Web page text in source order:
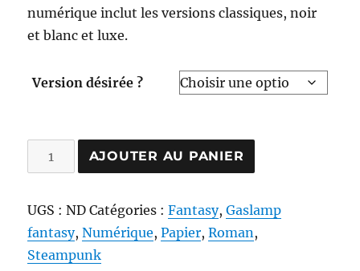
numérique inclut les versions classiques, noir
et blanc et luxe.
Version désirée ?
quantité
de
Terre
à
Une
AJOUTER AU PANIER
UGS :ND Catégories :Fantasy,Gaslamp
fantasy,Numérique,Papier,Roman ,
Steampunk